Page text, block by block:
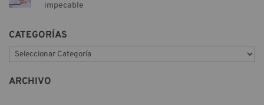
impecable
CATEGORÍAS
a
t
ARCHIVO